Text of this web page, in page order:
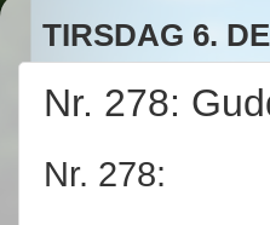
TIRSDAG 6.
Nr. 278:
Nr. 278: